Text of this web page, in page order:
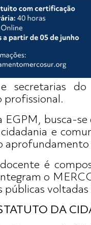
e secretarias
profissional.
EGPM, busca-
e
aprofundamento
é
o
públicas voltadas
DA